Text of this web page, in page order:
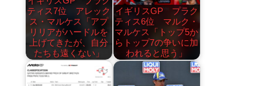
ティス7位 アレック
ス・マルケス「アプ
リリアがハードルを
上げてきたが、自分
たちも遠くない」
イギリスGP プラク
ティス6位 マルク・
マルケス「トップ5か
らトップ7の争いに加
われると思う」